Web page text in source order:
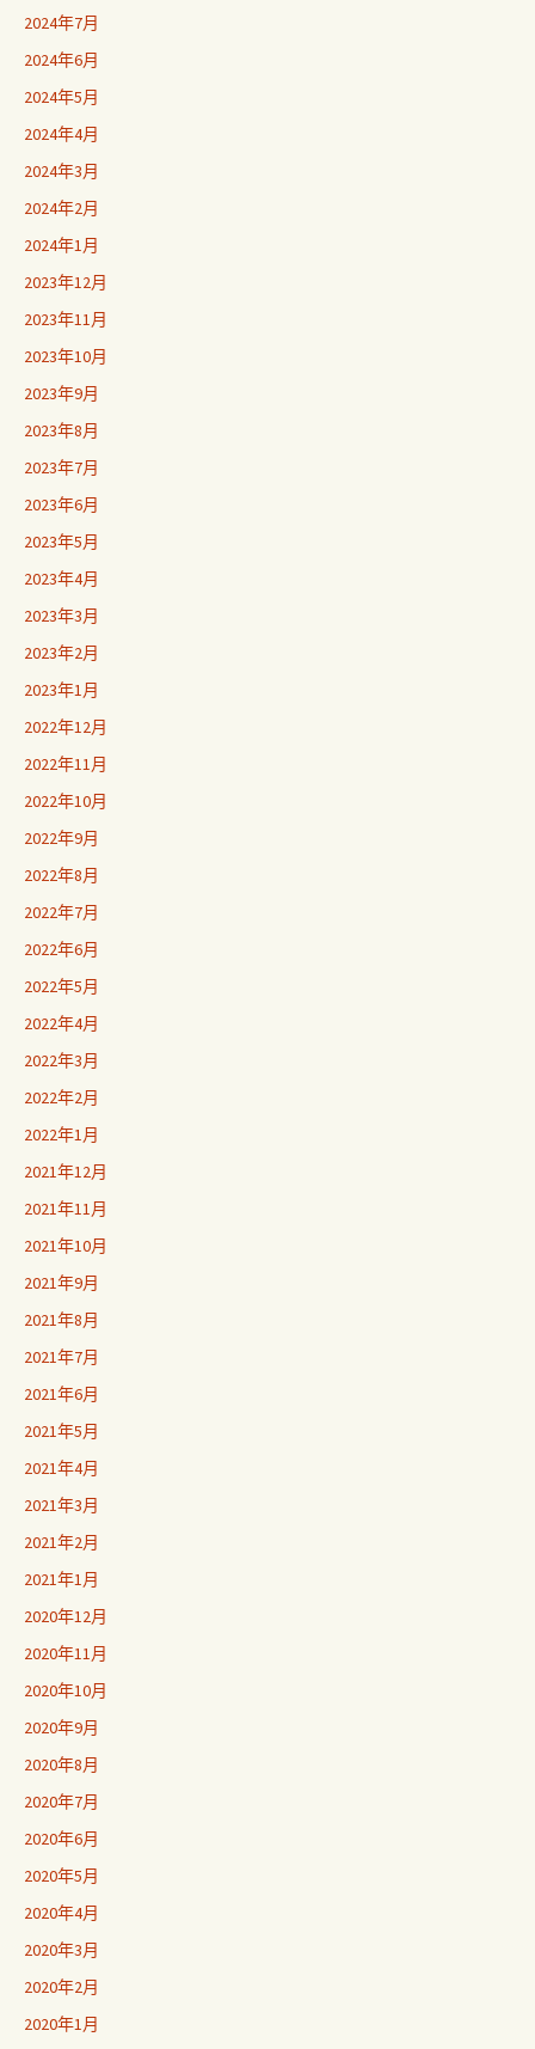
2024年7月
2024年6月
2024年5月
2024年4月
2024年3月
2024年2月
2024年1月
2023年12月
2023年11月
2023年10月
2023年9月
2023年8月
2023年7月
2023年6月
2023年5月
2023年4月
2023年3月
2023年2月
2023年1月
2022年12月
2022年11月
2022年10月
2022年9月
2022年8月
2022年7月
2022年6月
2022年5月
2022年4月
2022年3月
2022年2月
2022年1月
2021年12月
2021年11月
2021年10月
2021年9月
2021年8月
2021年7月
2021年6月
2021年5月
2021年4月
2021年3月
2021年2月
2021年1月
2020年12月
2020年11月
2020年10月
2020年9月
2020年8月
2020年7月
2020年6月
2020年5月
2020年4月
2020年3月
2020年2月
2020年1月